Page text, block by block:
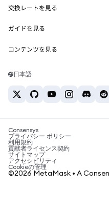
MetaMask Connect
Snaps
Web3サービス
セキュリティ
サポート
キャリア
お問い合わせ
イーサリアムの価格
Solanaの価格
Tetherの価格
交換レートを見る
ETH→USD
USDT→INR
BTC→INR
ETH→USDT
ガイドを見る
ETHの購入
USDTの購入
SHIBの購入
BNBの購入
コンテンツを見る
Solanaウォレット
税制関連ニュース
暗号資産の購入方法は？
ビットコインを売るには？
日本語
Consensys
プライバシー ポリシー
利用規約
貢献者ライセンス契約
サイトマップ
アクセシビリティ
Cookieの管理
©2026 MetaMask • A